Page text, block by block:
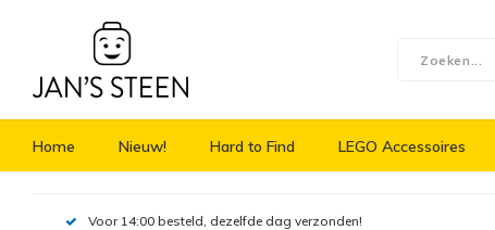
Home Nieuw! Hard to Find LEGO Accessoires
Voor 14:00 besteld, dezelfde dag verzonden!